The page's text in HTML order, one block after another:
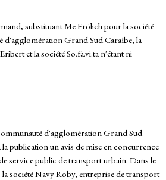
substituant Me Frölich pour la société
d'agglomération Grand Sud Caraïbe, la
et la société So.fa.vi.ta n'étant ni
d'agglomération Grand Sud
publication un avis de mise en concurrence
service public de transport urbain. Dans le
société Navy Roby, entreprise de transport